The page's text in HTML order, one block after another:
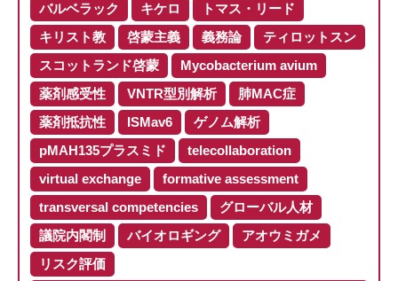
バルベラック
キケロ
トマス・リード
キリスト教
啓蒙主義 義務論
ティロットスン
スコットランド啓蒙
Mycobacterium avium
薬剤感受性
VNTR型別解析
肺MAC症
薬剤抵抗性
ISMav6
ゲノム解析
pMAH135プラスミド
telecollaboration
virtual exchange
formative assessment
transversal competencies
グローバル人材
議院内閣制
バイオロギング
アオウミガメ
リスク評価